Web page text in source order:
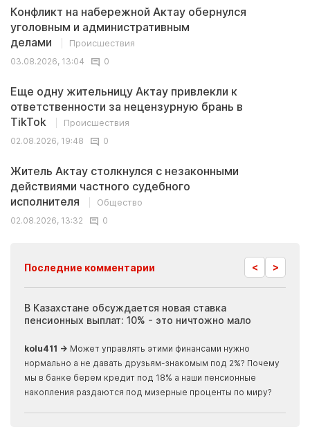
Конфликт на набережной Актау обернулся
уголовным и административным
делами
Происшествия
03.08.2026, 13:04
0
Еще одну жительницу Актау привлекли к
ответственности за нецензурную брань в
TikTok
Происшествия
02.08.2026, 19:48
0
Житель Актау столкнулся с незаконными
действиями частного судебного
исполнителя
Общество
02.08.2026, 13:32
0
Последние комментарии < >
В Казахстане обсуждается новая ставка
пенсионных выплат: 10% - это ничтожно мало
kolu411 → Может управлять этими финансами нужно
нормально а не давать друзьям-знакомым под 2%? Почему
мы в банке берем кредит под 18% а наши пенсионные
накопления раздаются под мизерные проценты по миру?